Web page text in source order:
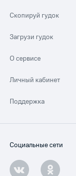
Скопируй гудок
Загрузи гудок
О сервисе
Личный кабинет
Поддержка
Социальные сети